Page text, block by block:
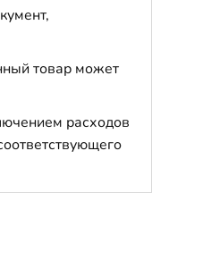
товар может
расходов